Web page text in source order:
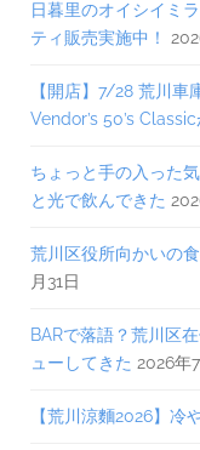
日暮里のオイシイミ
ティ販売実施中！
【開店】7/28 荒川車
Vendor’s 50’s
ちょっと手の入った
と光で飲んできた
荒川区役所向かいの
月31日
BARで落語？荒川区
ューしてきた 2026年
【荒川涼麵2026】冷